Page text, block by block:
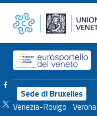
Aggiornamento N. 9 – 2012 – Unioncamere del Veneto
Header info sidebar
Sede di Bruxelles
Venezia-Rovigo Verona
Facebook Unioncamere Veneto
Twitter Unioncamere Veneto